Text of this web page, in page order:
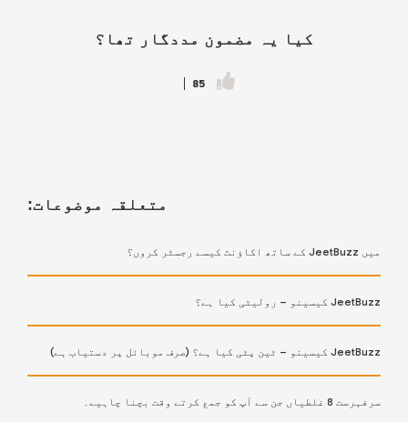
کیا یہ مضمون مددگار تھا؟
85
متعلقہ موضوعات:
میں JeetBuzz کے ساتھ اکاؤنٹ کیسے رجسٹر کروں؟
JeetBuzz کیسینو – رولیٹی کیا ہے؟
JeetBuzz کیسینو – ٹین پٹی کیا ہے؟ (صرف موبائل پر دستیاب ہے)
سرفہرست 8 غلطیاں جن سے آپ کو جمع کرتے وقت بچنا چاہیے۔